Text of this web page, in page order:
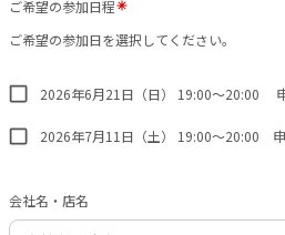
ご希望の参加日程
ご希望の参加日を選択してください。
2026年6月21日（日） 19:00〜20:00
2026年7月11日（土） 19:00〜20:00
会社名・店名